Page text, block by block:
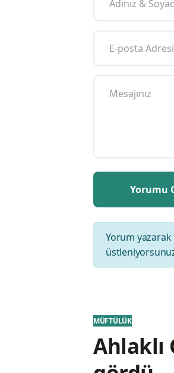
Yorum yazarak
MÜFTÜLÜK